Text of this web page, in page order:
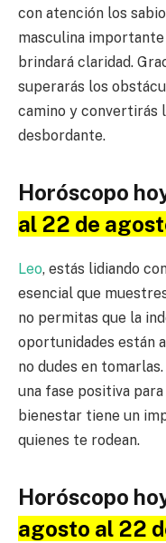
con atención los
masculina
brindará claridad.
superarás los
camino y convertirás
desbordante.
Horóscopo
al 22 de
Leo, estás lidiando
esencial que
no permitas que la
oportunidades están
no dudes en
una fase positiva
bienestar tiene un
quienes te rodean.
Horóscopo
agosto al 22